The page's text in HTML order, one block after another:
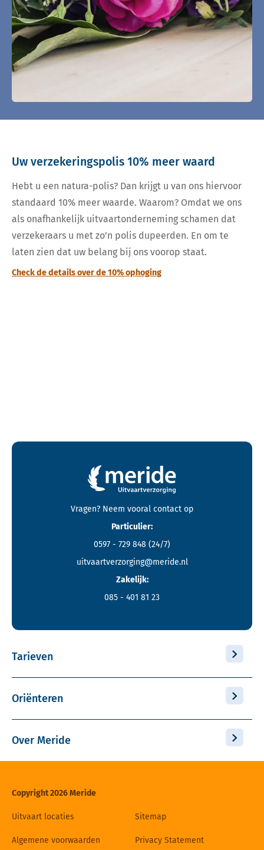
Uw verzekeringspolis 10% meer waard
Hebt u een natura-polis? Dan krijgt u van ons hiervoor
standaard 10% meer waarde. Waarom? Omdat we ons
als onafhankelijk uitvaartonderneming schamen dat
verzekeraars u met zo’n polis dupeerden. En om te
laten zien dat uw belang bij ons voorop staat.
Check de details over de 10% ophoging
Contactgegevens en footer menu van Meride
Vragen? Neem vooral contact op
Particulier:
0597 - 729 848 (24/7)
uitvaartverzorging@meride.nl
Zakelijk:
085 - 401 81 23
Tarieven
Oriënteren
Over Meride
Copyright 2026 Meride
Uitvaart locaties Sitemap
Algemene voorwaarden Privacy Statement